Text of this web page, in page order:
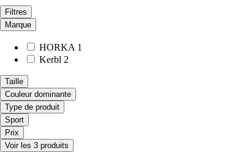
Filtres
Marque
HORKA 1
Kerbl 2
Taille
Couleur dominante
Type de produit
Sport
Prix
Voir les 3 produits